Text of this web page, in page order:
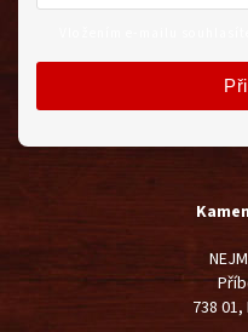
738